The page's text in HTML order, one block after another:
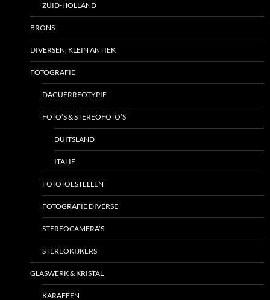
ZUID-HOLLAND
BRONS
DIVERSEN, KLEIN ANTIEK
FOTOGRAFIE
DAGUERREOTYPIE
FOTO’S & STEREOFOTO’S
DUITSLAND
ITALIE
FOTOTOESTELLEN
FOTOGRAFIE DIVERSE
STEREOCAMERA’S
STEREOKIJKERS
GLASWERK & KRISTAL
KARAFFEN